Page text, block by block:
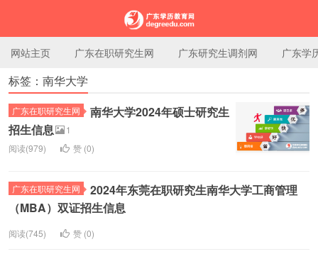
广东学历教育网
网站主页 广东在职研究生网 广东研究生调剂网 广东学
标签：南华大学
广东在职研究生网
南华大学2024年硕士研究生
招生信息
1
阅读(979)
赞 (0)
广东在职研究生网
2024年东莞在职研究生南华大学工商管理
（MBA）双证招生信息
阅读(745) 赞 (0)